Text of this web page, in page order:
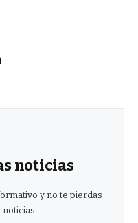
noticias
y no te pierdas
noticias.